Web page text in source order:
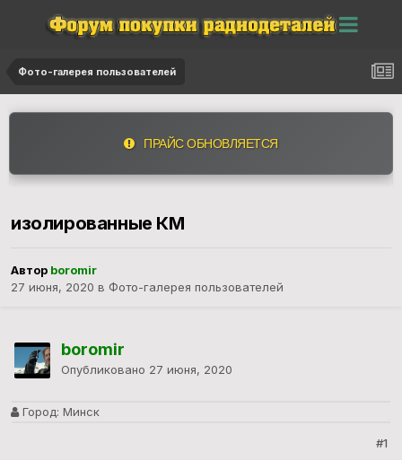
Фото-галерея пользователей
ПРАЙС ОБНОВЛЯЕТСЯ
изолированные КМ
Автор boromir
27 июня, 2020 в Фото-галерея пользователей
boromir
Опубликовано 27 июня, 2020
Город: Минск
#1